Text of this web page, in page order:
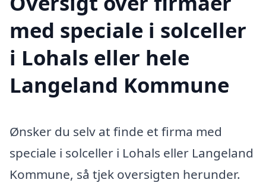
med speciale i solceller
i Lohals eller hele
Langeland Kommune
Ønsker du selv at finde et firma med
speciale i solceller i Lohals eller Langeland
Kommune, så tjek oversigten herunder.